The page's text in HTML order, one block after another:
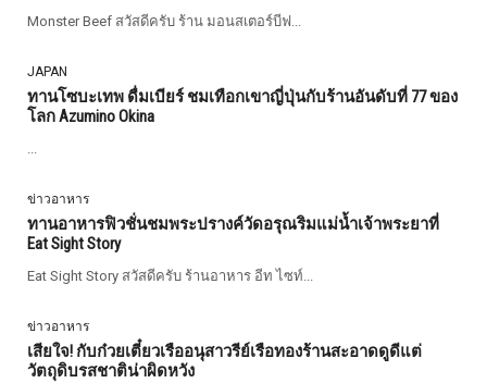
Monster Beef สวัสดีครับ ร้าน มอนสเตอร์บีฟ...
JAPAN
ทานโซบะเทพ ดื่มเบียร์ ชมเทือกเขาญี่ปุ่นกับร้านอันดับที่ 77 ของ
โลก Azumino Okina
...
ข่าวอาหาร
ทานอาหารฟิวชั่นชมพระปรางค์วัดอรุณริมแม่น้ำเจ้าพระยาที่
Eat Sight Story
Eat Sight Story สวัสดีครับ ร้านอาหาร อีท ไซท์...
ข่าวอาหาร
เสียใจ! กับก๋วยเตี๋ยวเรืออนุสาวรีย์เรือทองร้านสะอาดดูดีแต่
วัตถุดิบรสชาติน่าผิดหวัง